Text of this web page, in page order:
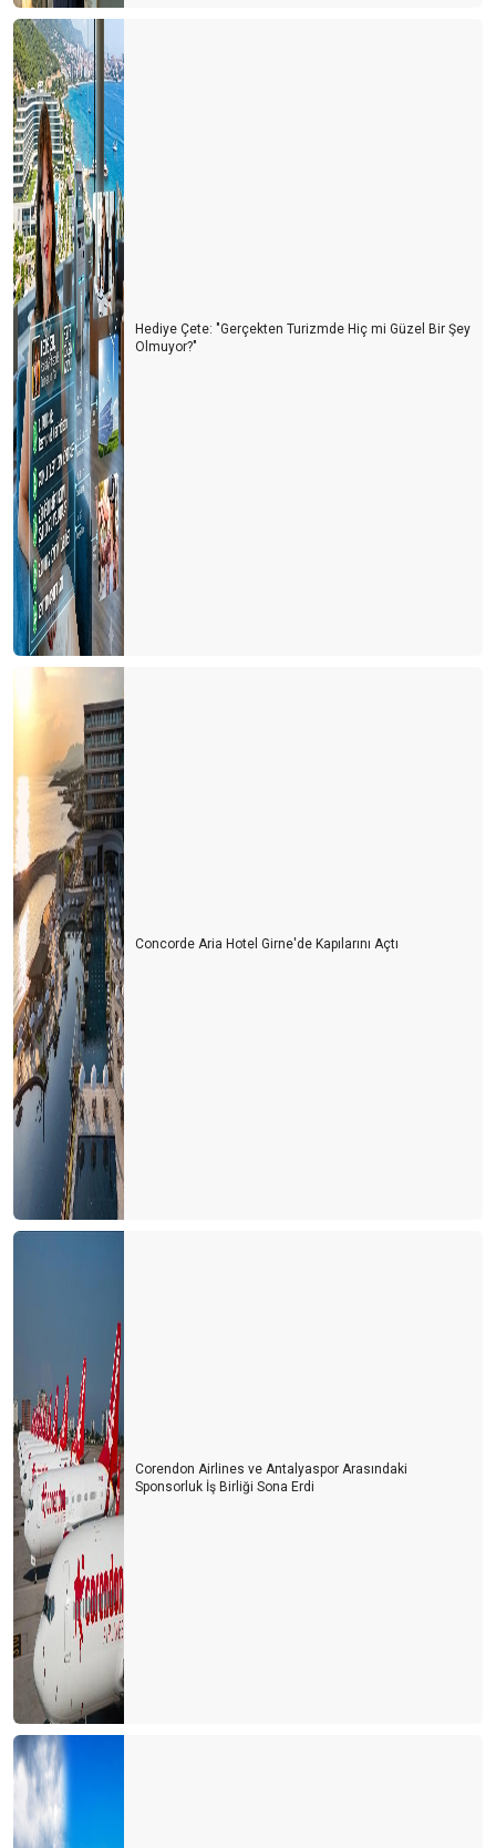
Hediye Çete: "Gerçekten Turizmde Hiç mi Güzel Bir Şey
Olmuyor?"
Concorde Aria Hotel Girne'de Kapılarını Açtı
Corendon Airlines ve Antalyaspor Arasındaki
Sponsorluk İş Birliği Sona Erdi